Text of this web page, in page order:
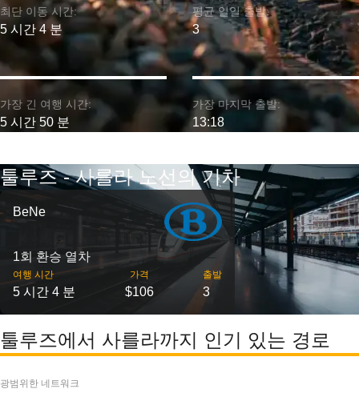
최단 이동 시간:
5 시간 4 분
가장 긴 여행 시간:
5 시간 50 분
평균 일일 출발:
3
가장 마지막 출발:
13:18
툴루즈 - 사를라 노선의 기차
BeNe
1회 환승 열차
여행 시간
5 시간 4 분
가격
$106
출발
3
툴루즈에서 사를라까지 인기 있는 경로
광범위한 네트워크